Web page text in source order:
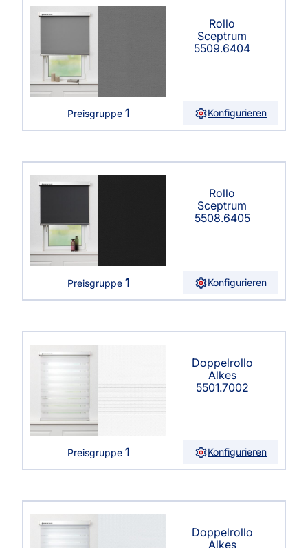
Rollo
Sceptrum
5509.6404
Preisgruppe 1 Konfigurieren
Rollo
Sceptrum
5508.6405
Preisgruppe 1 Konfigurieren
Doppelrollo
Alkes
5501.7002
Preisgruppe 1 Konfigurieren
Doppelrollo
Alkes